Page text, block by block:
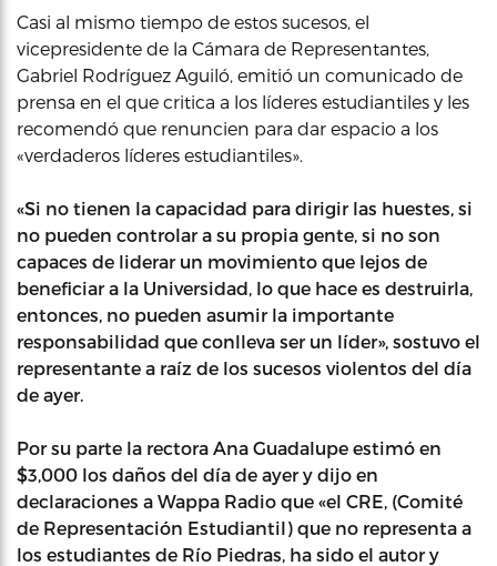
Casi al mismo tiempo de estos sucesos, el
vicepresidente de la Cámara de Representantes,
Gabriel Rodríguez Aguiló, emitió un comunicado de
prensa en el que critica a los líderes estudiantiles y les
recomendó que renuncien para dar espacio a los
«verdaderos líderes estudiantiles».
«Si no tienen la capacidad para dirigir las huestes, si
no pueden controlar a su propia gente, si no son
capaces de liderar un movimiento que lejos de
beneficiar a la Universidad, lo que hace es destruirla,
entonces, no pueden asumir la importante
responsabilidad que conlleva ser un líder», sostuvo el
representante a raíz de los sucesos violentos del día
de ayer.
Por su parte la rectora Ana Guadalupe estimó en
$3,000 los daños del día de ayer y dijo en
declaraciones a Wappa Radio que «el CRE, (Comité
de Representación Estudiantil) que no representa a
los estudiantes de Río Piedras, ha sido el autor y